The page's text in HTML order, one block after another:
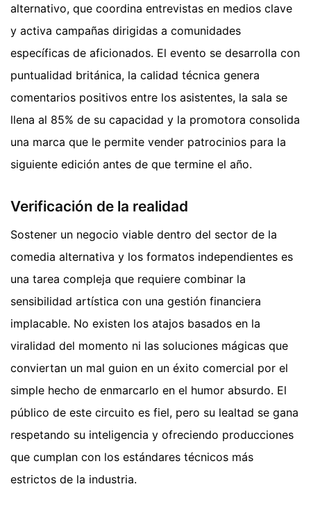
alternativo, que coordina entrevistas en medios clave
y activa campañas dirigidas a comunidades
específicas de aficionados. El evento se desarrolla con
puntualidad británica, la calidad técnica genera
comentarios positivos entre los asistentes, la sala se
llena al 85% de su capacidad y la promotora consolida
una marca que le permite vender patrocinios para la
siguiente edición antes de que termine el año.
Verificación de la realidad
Sostener un negocio viable dentro del sector de la
comedia alternativa y los formatos independientes es
una tarea compleja que requiere combinar la
sensibilidad artística con una gestión financiera
implacable. No existen los atajos basados en la
viralidad del momento ni las soluciones mágicas que
conviertan un mal guion en un éxito comercial por el
simple hecho de enmarcarlo en el humor absurdo. El
público de este circuito es fiel, pero su lealtad se gana
respetando su inteligencia y ofreciendo producciones
que cumplan con los estándares técnicos más
estrictos de la industria.